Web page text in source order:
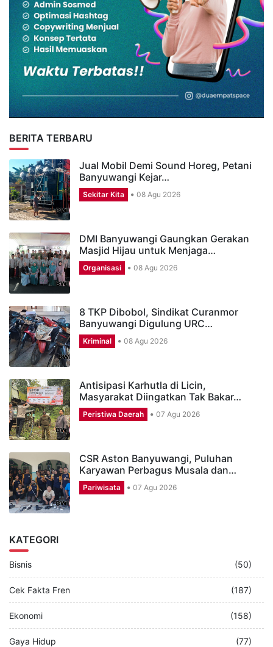
BERITA TERBARU
Jual Mobil Demi Sound Horeg, Petani
Banyuwangi Kejar…
Sekitar Kita 08 Agu 2026
DMI Banyuwangi Gaungkan Gerakan
Masjid Hijau untuk Menjaga…
Organisasi 08 Agu 2026
8 TKP Dibobol, Sindikat Curanmor
Banyuwangi Digulung URC…
Kriminal 08 Agu 2026
Antisipasi Karhutla di Licin,
Masyarakat Diingatkan Tak Bakar…
Peristiwa Daerah 07 Agu 2026
CSR Aston Banyuwangi, Puluhan
Karyawan Perbagus Musala dan…
Pariwisata 07 Agu 2026
KATEGORI
Bisnis (50)
Cek Fakta Fren (187)
Ekonomi (158)
Gaya Hidup (77)